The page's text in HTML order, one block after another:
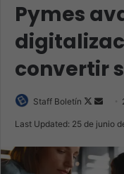
Pymes
convertir
Staff Boletín
Follow
Send
Last Updated: 25 de junio